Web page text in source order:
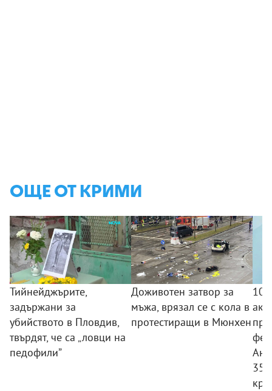
ОЩЕ ОТ КРИМИ
Тийнейджърите,
задържани за
убийството в Пловдив,
твърдят, че са „ловци на
педофили”
Доживотен затвор за
мъжа, врязал се с кола в
протестиращи в Мюнхен
10